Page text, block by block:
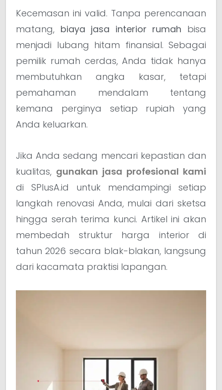
Kecemasan ini valid. Tanpa perencanaan
matang, biaya jasa interior rumah bisa
menjadi lubang hitam finansial. Sebagai
pemilik rumah cerdas, Anda tidak hanya
membutuhkan angka kasar, tetapi
pemahaman mendalam tentang
kemana perginya setiap rupiah yang
Anda keluarkan.
Jika Anda sedang mencari kepastian dan
kualitas, gunakan jasa profesional kami
di SPlusA.id untuk mendampingi setiap
langkah renovasi Anda, mulai dari sketsa
hingga serah terima kunci. Artikel ini akan
membedah struktur harga interior di
tahun 2026 secara blak-blakan, langsung
dari kacamata praktisi lapangan.